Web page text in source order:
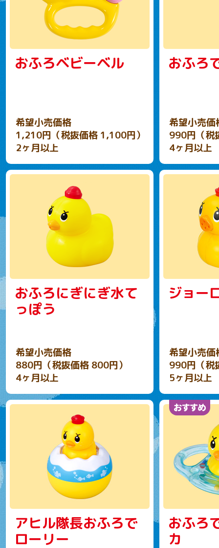
おふろベビーベル
希望小売価格
1,210円（税抜価格 1,100円）
2ヶ月以上
おふろ
希望小売価
990円（税
4ヶ月以上
おふろにぎにぎ水て
っぽう
希望小売価格
880円（税抜価格 800円）
4ヶ月以上
ジョー
希望小売価
990円（税
5ヶ月以上
アヒル隊長おふろで
ローリー
おふろ
カ